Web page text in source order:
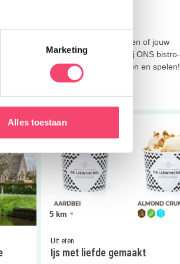
Marketing
Alles toestaan
Lekker lunchen, dineren of jouw
kinderfeestje vieren bij ONS bistro-
restaurant, heerlijk eten en spelen!
Chouette
5 km
Uit eten
Ijs met liefde gemaakt
Lees meer